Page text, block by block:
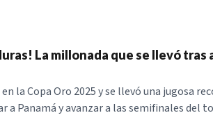
La millonada que se llevó tras
la Copa Oro 2025 y se llevó una jugosa
a Panamá y avanzar a las semifinales del